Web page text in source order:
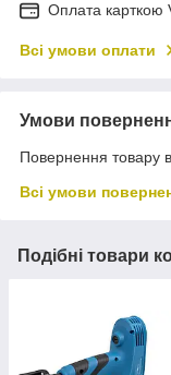
Оплата карткою
Всі умови оплати
Умови
Повернення товару
Всі умови
Подібні товари